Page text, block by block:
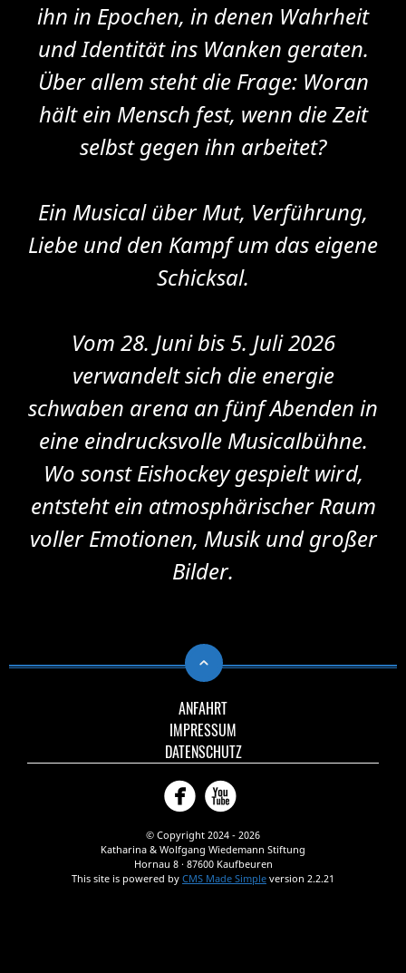
ihn in Epochen, in denen Wahrheit
und Identität ins Wanken geraten.
Über allem steht die Frage: Woran
hält ein Mensch fest, wenn die Zeit
selbst gegen ihn arbeitet?
Ein Musical über Mut, Verführung,
Liebe und den Kampf um das eigene
Schicksal.
Vom 28. Juni bis 5. Juli 2026
verwandelt sich die energie
schwaben arena an fünf Abenden in
eine eindrucksvolle Musicalbühne.
Wo sonst Eishockey gespielt wird,
entsteht ein atmosphärischer Raum
voller Emotionen, Musik und großer
Bilder.
ANFAHRT
IMPRESSUM
DATENSCHUTZ
Facebook
YouTube
© Copyright 2024 - 2026
Katharina & Wolfgang Wiedemann Stiftung
Hornau 8 · 87600 Kaufbeuren
This site is powered by CMS Made Simple version 2.2.21